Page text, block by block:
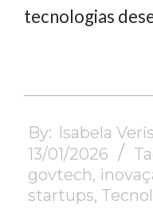
tecnologias
01-
13
By: Isabela
13/01/2026
govtech,
startups,